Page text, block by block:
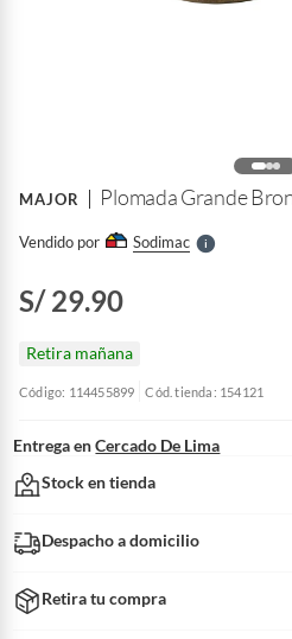
MAJOR Plomada Grande
Vendido por SodimacS
l
l
S/ 29.90
Retira mañana
Código: 114455899 Cód. tienda: 154121
Entrega en Cercado De Lima
Stock en tienda
Despacho a domicilio
Retira tu compra